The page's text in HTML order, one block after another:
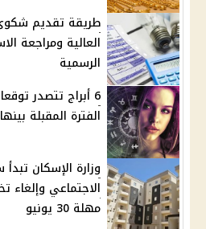
طريقة تقديم شكوى
العالية ومراجعة
الرسمية
6 أبراج تتصدر
الفترة المقبلة
وزارة الإسكان
الاجتماعي
مهلة 30 يونيو